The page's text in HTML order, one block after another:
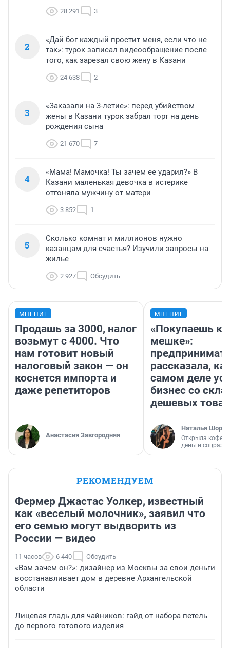
28 291 3
2
«Дай бог каждый простит меня, если что не
так»: турок записал видеообращение после
того, как зарезал свою жену в Казани
24 638 2
3
«Заказали на 3-летие»: перед убийством
жены в Казани турок забрал торт на день
рождения сына
21 670 7
4
«Мама! Мамочка! Ты зачем ее ударил?» В
Казани маленькая девочка в истерике
отгоняла мужчину от матери
3 852 1
5
Сколько комнат и миллионов нужно
казанцам для счастья? Изучили запросы на
жилье
2 927 Обсудить
МНЕНИЕ
Продашь за 3000, налог
возьмут с 4000. Что
нам готовит новый
налоговый закон — он
коснется импорта и
даже репетиторов
Анастасия Завгородняя
МНЕНИЕ
«Покупаешь
мешке»:
рассказала,
самом деле
бизнес со
дешевых
Наталья
Открыла
деньги
РЕКОМЕНДУЕМ
Фермер Джастас Уолкер, известный
как «веселый молочник», заявил что
его семью могут выдворить из
России — видео
11 часов 6 440 Обсудить
«Вам зачем он?»: дизайнер из Москвы за свои деньги
восстанавливает дом в деревне Архангельской
области
Лицевая гладь для чайников: гайд от набора петель
до первого готового изделия